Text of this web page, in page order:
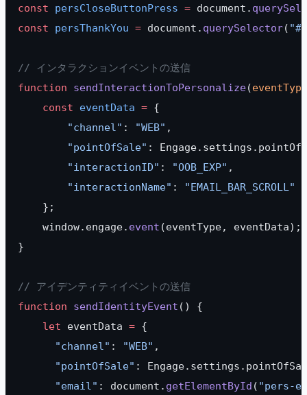
const persCloseButtonPress = document.
const persThankYou = document. querySelector(
// インタラクションイベントの送信
function sendInteractionToPersonalize(eventType
    const
eventData = {
        "channel"
: "WEB" ,
        "pointOfSale"
:
        "interactionID"
: "OOB_EXP" ,
        "interactionName"
:
"EMAIL_BAR_SCROLL"
    };
    window.engage.
event (eventType, eventData);
}
// アイデンティティイベントの送信
function sendIdentityEvent () {
    let
eventData = {
      "channel"
: "WEB" ,
      "pointOfSale"
:
      "email"
: document. getElementById ( "pers-